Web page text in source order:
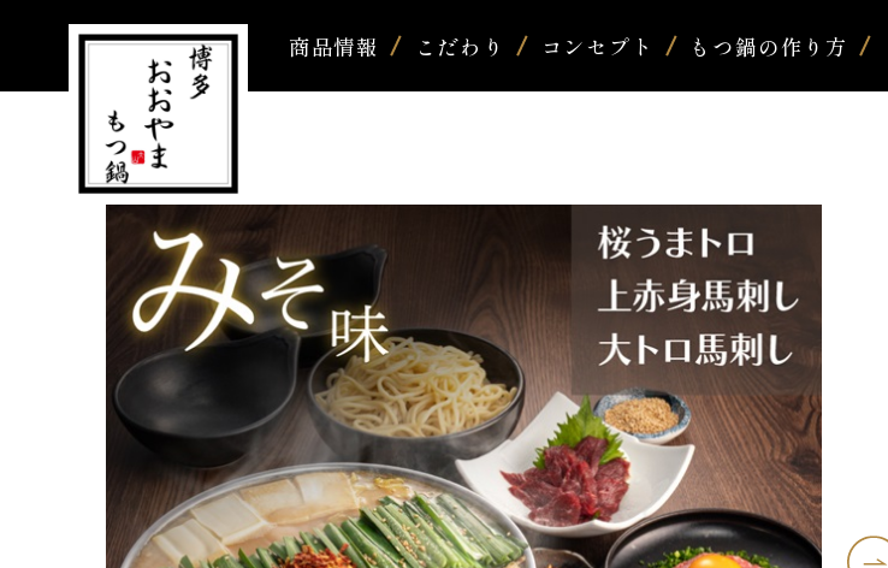
商品情報 こだわり コンセプト もつ鍋の作り方